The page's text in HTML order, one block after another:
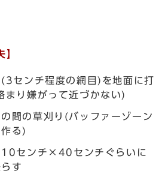
】
(3センチ程度の網目)を地面に打
まり嫌がって近づかない)
間の草刈り(バッファーゾーン
る)
10センチ×40センチぐらいに
す